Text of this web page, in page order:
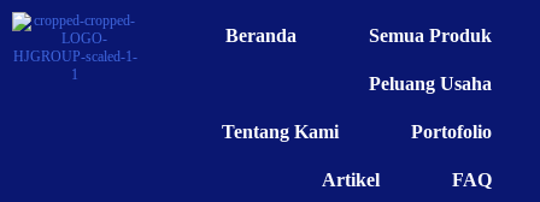
Beranda Semua Produk
Peluang Usaha
Tentang Kami Portofolio
Artikel FAQ